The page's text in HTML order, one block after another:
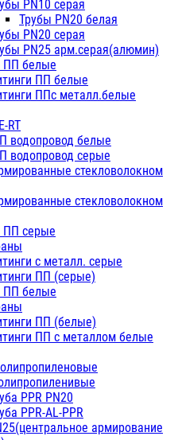
PN10 серая
Трубы PN20 белая
PN20 серая
PN25 арм.серая(алюмин)
ПП белые
ПП белые
ППс металл.белые
RT
водопровод белые
водопровод серые
стекловолокном
стекловолокном
ПП серые
с металл. серые
ПП (серые)
ПП белые
ПП (белые)
ПП с металлом белые
PPR PN20
PPR-AL-PPR
армирование